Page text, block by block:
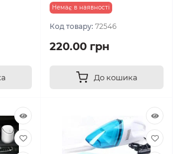
Немає в наявності
Код товару: 72546
220.00 грн
До кошика